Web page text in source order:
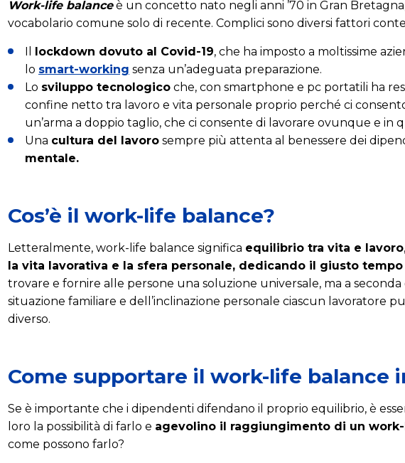
Work-life balanceè un concetto nato negli anni ’70 in Gran
vocabolario comune solo di recente. Complici sono diversi fattori
Il lockdown dovuto al Covid-19, che ha imposto a moltissime
lo smart-working senza un’adeguata preparazione.
Lo sviluppo tecnologico che, con smartphone e pc portatili ha
confine netto tra lavoro e vita personale proprio perché ci
un’arma a doppio taglio, che ci consente di lavorare ovunque e in
Una cultura del lavoro sempre più attenta al benessere dei
mentale.
Cos’è il work-life balance?
Letteralmente, work-life balance significa equilibrio tra vita e lavoro
la vita lavorativa e la sfera personale, dedicando il giusto tempo
trovare e fornire alle persone una soluzione universale, ma a seconda
situazione familiare e dell’inclinazione personale ciascun lavoratore
diverso.
Come supportare il work-life balance
Se è importante che i dipendenti difendano il proprio equilibrio, è
loro la possibilità di farlo e agevolino il raggiungimento di un
come possono farlo?